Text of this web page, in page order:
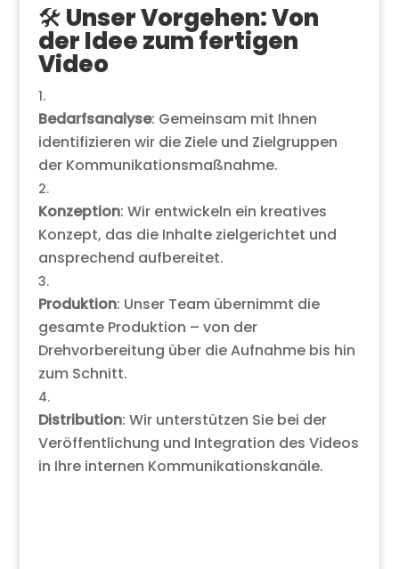
🛠️ Unser Vorgehen: Von
der Idee zum fertigen
Video
Bedarfsanalyse: Gemeinsam mit Ihnen
identifizieren wir die Ziele und Zielgruppen
der Kommunikationsmaßnahme.
Konzeption: Wir entwickeln ein kreatives
Konzept, das die Inhalte zielgerichtet und
ansprechend aufbereitet.
Produktion: Unser Team übernimmt die
gesamte Produktion – von der
Drehvorbereitung über die Aufnahme bis hin
zum Schnitt.
Distribution: Wir unterstützen Sie bei der
Veröffentlichung und Integration des Videos
in Ihre internen Kommunikationskanäle.